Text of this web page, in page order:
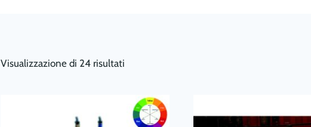
Visualizzazione di 24 risultati